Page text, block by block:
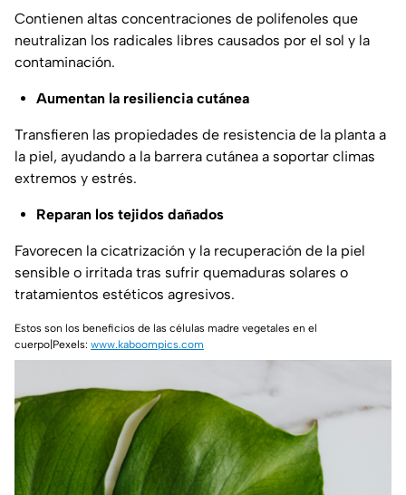
Contienen altas concentraciones de polifenoles que
neutralizan los radicales libres causados por el sol y la
contaminación.
Aumentan la resiliencia cutánea
Transfieren las propiedades de resistencia de la planta a
la piel, ayudando a la barrera cutánea a soportar climas
extremos y estrés.
Reparan los tejidos dañados
Favorecen la cicatrización y la recuperación de la piel
sensible o irritada tras sufrir quemaduras solares o
tratamientos estéticos agresivos.
Estos son los beneficios de las células madre vegetales en el
cuerpo|Pexels: www.kaboompics.com